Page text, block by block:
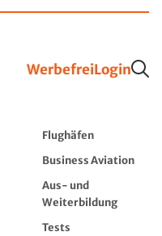
WerbefreiLogin
Flughäfen
Business Aviation
Aus- und
Weiterbildung
Tests